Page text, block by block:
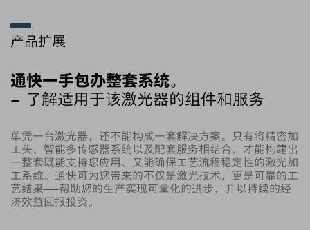
产品扩展
通快一手包办整套系统。
– 了解适用于该激光器的组件和服务
单凭一台激光器，还不能构成一套解决方案。只有将精密加
工头、智能多传感器系统以及配套服务相结合，才能构建出
一整套既能支持您应用、又能确保工艺流程稳定性的激光加
工系统。通快可为您带来的不仅是激光技术，更是可靠的工
艺结果——帮助您的生产实现可量化的进步，并以持续的经
济效益回报投资。